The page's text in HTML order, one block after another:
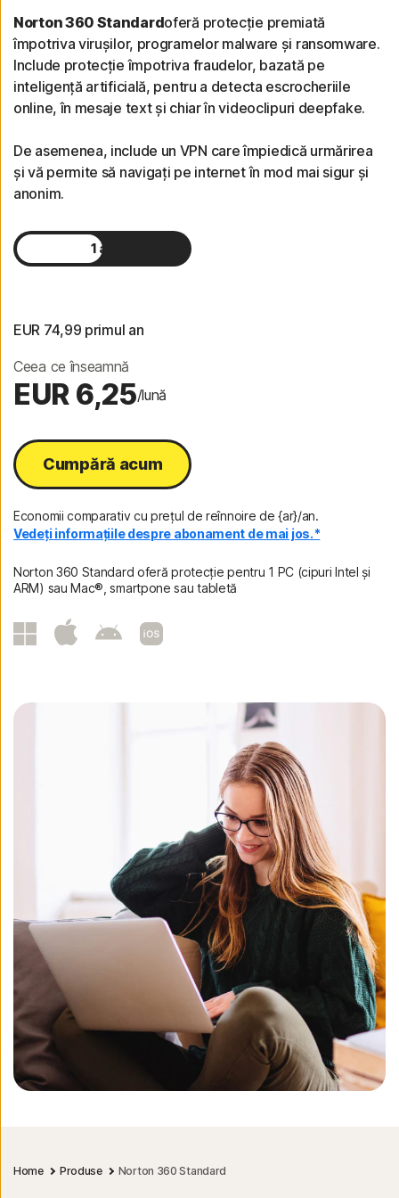
Norton 360 Standardoferă protecție premiată
împotriva virușilor, programelor malware și ransomware.
Include protecție împotriva fraudelor, bazată pe
inteligență artificială, pentru a detecta escrocheriile
online, în mesaje text și chiar în videoclipuri deepfake.
De asemenea, include un VPN care împiedică urmărirea
și vă permite să navigați pe internet în mod mai sigur și
anonim.
1 an
EUR 74,99 primul an
Ceea ce înseamnă
EUR 6,25/lună
Cumpără acum
Economii comparativ cu prețul de reînnoire de {ar}/an.
Vedeți informațiile despre abonament de mai jos.*
Norton 360 Standard oferă protecție pentru 1 PC (cipuri Intel și
ARM) sau Mac®, smartpone sau tabletă
Home Produse Norton 360 Standard